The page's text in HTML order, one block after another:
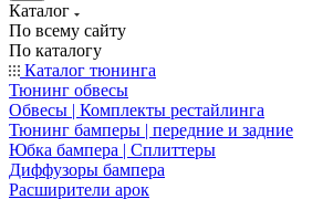
Каталог
По всему сайту
По каталогу
Каталог тюнинга
Тюнинг обвесы
Обвесы | Комплекты рестайлинга
Тюнинг бамперы | передние и задние
Юбка бампера | Сплиттеры
Диффузоры бампера
Расширители арок